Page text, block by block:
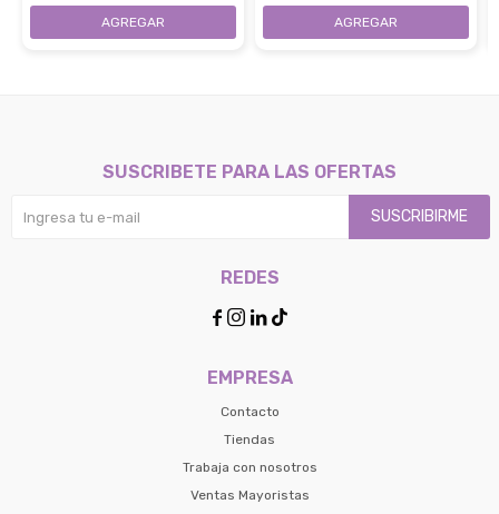
Black
EMPRESA
Contacto
Tiendas
Trabaja con nosotros
Ventas Mayoristas
SUSCRIBETE PARA LAS OFERTAS
SUSCRIBIRME
REDES
   